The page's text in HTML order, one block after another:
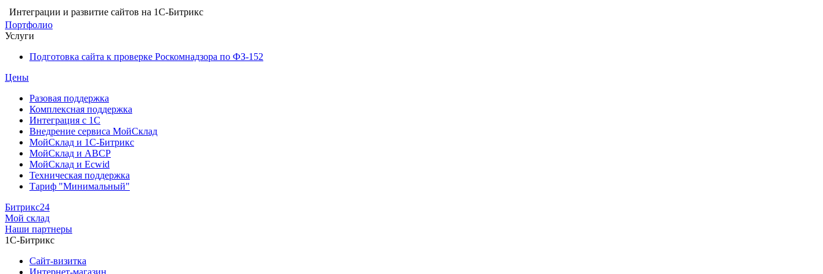
Интеграции и развитие сайтов на 1С-Битрикс
Портфолио
Услуги
Подготовка сайта к проверке Роскомнадзора по ФЗ-152
Цены
Разовая поддержка
Комплексная поддержка
Интеграция с 1С
Внедрение сервиса МойСклад
МойСклад и 1С-Битрикс
МойСклад и ABCP
МойСклад и Ecwid
Техническая поддержка
Тариф "Минимальный"
Битрикс24
Мой склад
Наши партнеры
1С-Битрикс
Сайт-визитка
Интернет-магазин